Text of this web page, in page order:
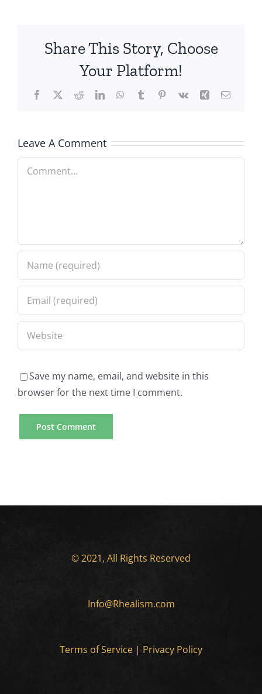
Share This Story, Choose
Your Platform!
Facebook
X RedditLinkedInWhatsApp
TumblrPinterest
Vk Xing Email
Leave A Comment
Comment
Save my name, email, and website in this
browser for the next time I comment.
© 2021, All Rights Reserved
Info@Rhealism.com
Terms of Service | Privacy Policy